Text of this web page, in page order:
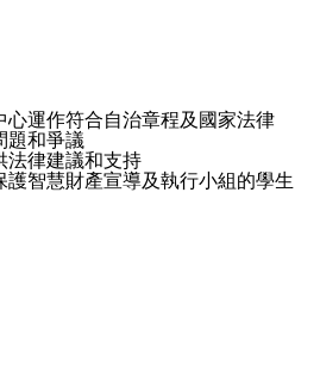
心運作符合自治章程及國家法律
題和爭議
法律建議和支持
護智慧財產宣導及執行小組的學生